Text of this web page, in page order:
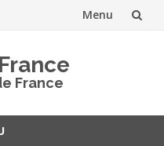
Menu
France